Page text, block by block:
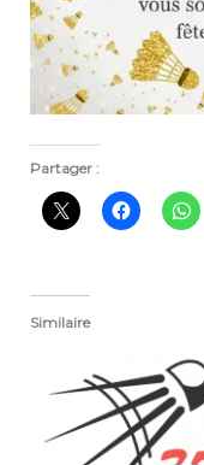
Partager :
Similaire